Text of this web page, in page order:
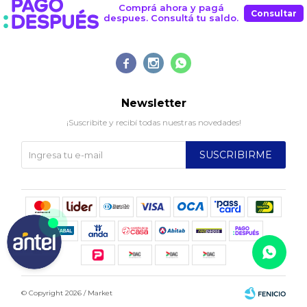
Comprá ahora y pagá
despues. Consultá tu saldo.
Consultar
  
Newsletter
¡Suscribite y recibí todas nuestras novedades!
SUSCRIBIRME
© Copyright 2026 / Market